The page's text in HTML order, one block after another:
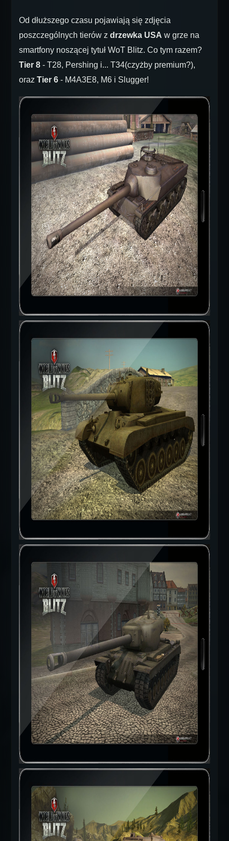
Od dłuższego czasu pojawiają się zdjęcia
poszczególnych tierów z drzewka USA w grze na
smartfony noszącej tytuł WoT Blitz. Co tym razem?
Tier 8 - T28, Pershing i... T34(czyżby premium?),
oraz Tier 6 - M4A3E8, M6 i Slugger!